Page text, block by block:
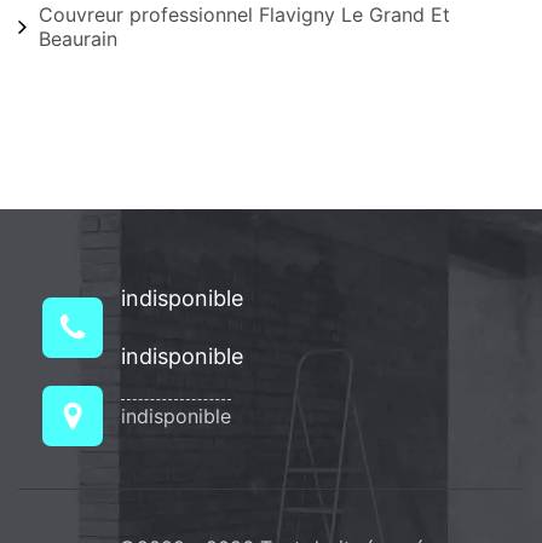
Couvreur professionnel Flavigny Le Grand Et
Beaurain
indisponible
indisponible
indisponible